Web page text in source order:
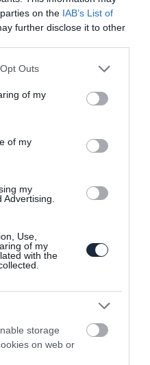
on the IAB’s List of
further disclose it to other
uses one or more Google
You may click to
and its third-party tags to
purposes in below Google
Outs
of my
of my
my
Use,
of my
with the
storage
on web or
Pod:
autóból